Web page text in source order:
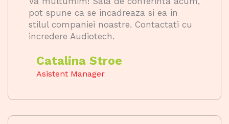
pot spune ca se incadreaza si ea in
stilul companiei noastre. Contactati cu
incredere Audiotech.
Catalina Stroe
Asistent Manager